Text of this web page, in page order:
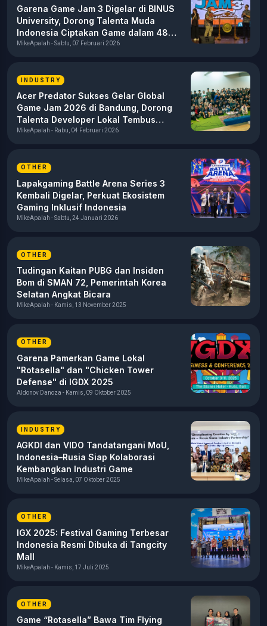
Garena Game Jam 3 Digelar di BINUS
University, Dorong Talenta Muda
Indonesia Ciptakan Game dalam 48
Jam!
MikeApalah - Sabtu, 07 Februari 2026
INDUSTRY
Acer Predator Sukses Gelar Global
Game Jam 2026 di Bandung, Dorong
Talenta Developer Lokal Tembus
Pasar Global
MikeApalah - Rabu, 04 Februari 2026
OTHER
Lapakgaming Battle Arena Series 3
Kembali Digelar, Perkuat Ekosistem
Gaming Inklusif Indonesia
MikeApalah - Sabtu, 24 Januari 2026
OTHER
Tudingan Kaitan PUBG dan Insiden
Bom di SMAN 72, Pemerintah Korea
Selatan Angkat Bicara
MikeApalah - Kamis, 13 November 2025
OTHER
Garena Pamerkan Game Lokal
"Rotasella" dan "Chicken Tower
Defense" di IGDX 2025
Aldonov Danoza - Kamis, 09 Oktober 2025
INDUSTRY
AGKDI dan VIDO Tandatangani MoU,
Indonesia–Rusia Siap Kolaborasi
Kembangkan Industri Game
MikeApalah - Selasa, 07 Oktober 2025
OTHER
IGX 2025: Festival Gaming Terbesar
Indonesia Resmi Dibuka di Tangcity
Mall
MikeApalah - Kamis, 17 Juli 2025
OTHER
Game “Rotasella” Bawa Tim Flying